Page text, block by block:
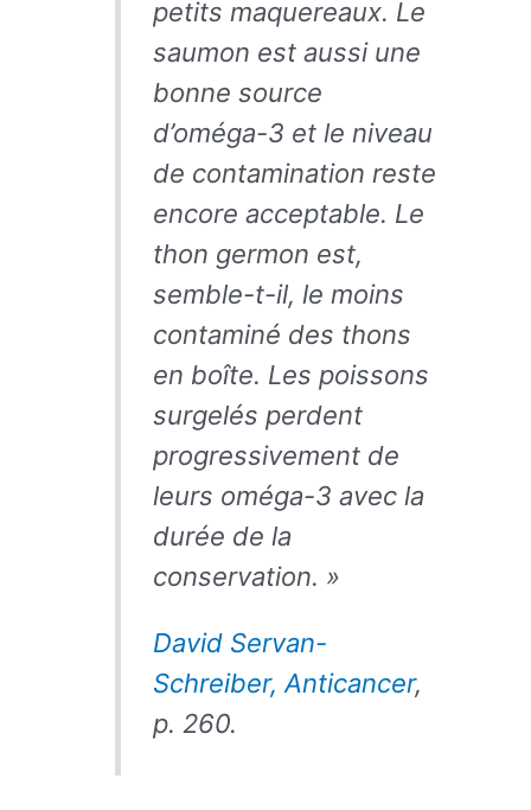
petits maquereaux. Le
saumon est aussi une
bonne source
d’oméga-3 et le niveau
de contamination reste
encore acceptable. Le
thon germon est,
semble-t-il, le moins
contaminé des thons
en boîte. Les poissons
surgelés perdent
progressivement de
leurs oméga-3 avec la
durée de la
conservation. »
David Servan-
Schreiber, Anticancer,
p. 260.